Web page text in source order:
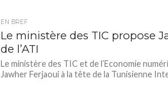
EN BREF
Le ministère des TIC propose
de l’ATI
Le ministère des TIC et de l’Economie
Jawher Ferjaoui à la tête de la Tunisienne